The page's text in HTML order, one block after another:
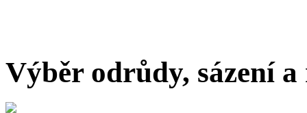
Výběr odrůdy, sázení a